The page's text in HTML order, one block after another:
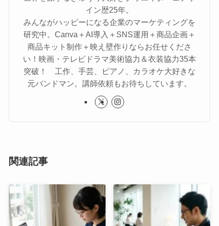
イン歴25年。
みんながハッピーになる企業のマーケティングを
研究中。Canva＋AI導入＋SNS運用＋商品企画＋
商品キット制作＋映え壁作りならお任せくださ
い！映画・テレビドラマ美術協力＆衣装協力35本
突破！ 工作、手芸、ピアノ、カラオケ大好きな
元バンドマン。講師依頼もお待ちしています。
関連記事